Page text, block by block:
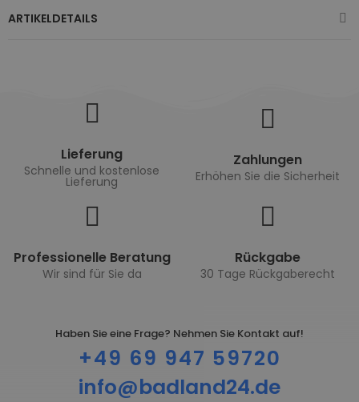
ARTIKELDETAILS
Lieferung
Schnelle und kostenlose
Lieferung
Zahlungen
Erhöhen Sie die Sicherheit
Professionelle Beratung
Wir sind für Sie da
Rückgabe
30 Tage Rückgaberecht
Haben Sie eine Frage? Nehmen Sie Kontakt auf!
+49 69 947 59720
info@badland24.de